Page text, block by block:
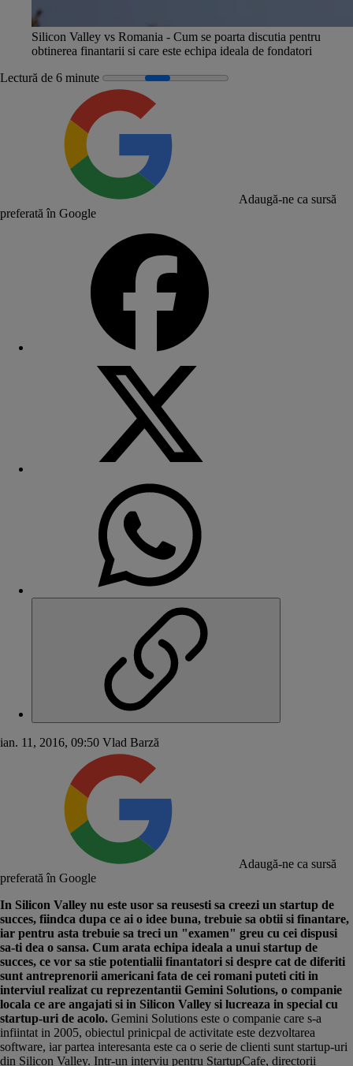
Silicon Valley vs Romania - Cum se poarta discutia pentru
obtinerea finantarii si care este echipa ideala de fondatori
Lectură de 6 minute
Adaugă-ne ca sursă
preferată în Google
ian. 11, 2016, 09:50 Vlad Barză
Adaugă-ne ca sursă
preferată în Google
​In Silicon Valley nu este usor sa reusesti sa creezi un startup de
succes, fiindca dupa ce ai o idee buna, trebuie sa obtii si finantare,
iar pentru asta trebuie sa treci un "examen" greu cu cei dispusi
sa-ti dea o sansa. Cum arata echipa ideala a unui startup de
succes, ce vor sa stie potentialii finantatori si despre cat de diferiti
sunt antreprenorii americani fata de cei romani puteti citi in
interviul realizat cu reprezentantii Gemini Solutions, o companie
locala ce are angajati si in Silicon Valley si lucreaza in special cu
startup-uri de acolo. Gemini Solutions este o companie care s-a
infiintat in 2005, obiectul prinicpal de activitate este dezvoltarea
software, iar partea interesanta este ca o serie de clienti sunt startup-uri
din Silicon Valley. Intr-un interviu pentru StartupCafe, directorii